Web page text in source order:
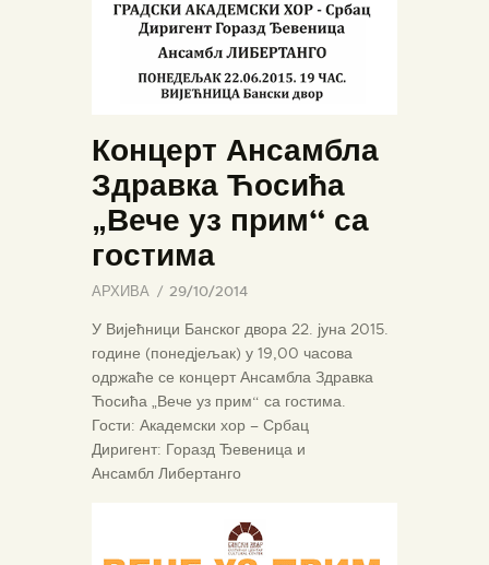
Концерт Ансамбла
Здравка Ћосића
„Вече уз прим“ са
гостима
АРХИВА 29/10/2014
У Вијећници Банског двора 22. јуна 2015.
године (понедјељак) у 19,00 часова
одржаће се концерт Ансамбла Здравка
Ћосића „Вече уз прим“ са гостима.
Гости: Академски хор – Србац
Диригент: Горазд Ђевеница и
Ансамбл Либертанго